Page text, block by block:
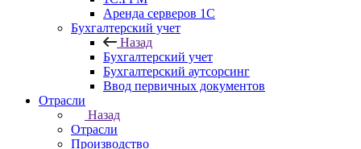
Аренда серверов 1С
Бухгалтерский учет
Назад
Бухгалтерский учет
Бухгалтерский аутсорсинг
Ввод первичных документов
Отрасли
Назад
Отрасли
Производство